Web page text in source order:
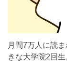
月間7万人に読
きな大学院2回生